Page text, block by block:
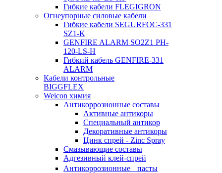
Гибкие кабели FLEGIGRON
Огнеупорные силовые кабели
Гибкие кабели SEGURFOC-331
SZ1-K
GENFIRE ALARM SO2Z1 PH-
120-LS-H
Гибкий кабель GENFIRE-331
ALARM
Кабели контрольные
BIGGFLEX
Weicon химия
Антикоррозионные составы
Активные антикоры
Специальный антикор
Декоративные антикоры
Цинк спрей - Zinc Spray
Смазывающие составы
Адгезивный клей-спрей
Антикоррозионные пасты